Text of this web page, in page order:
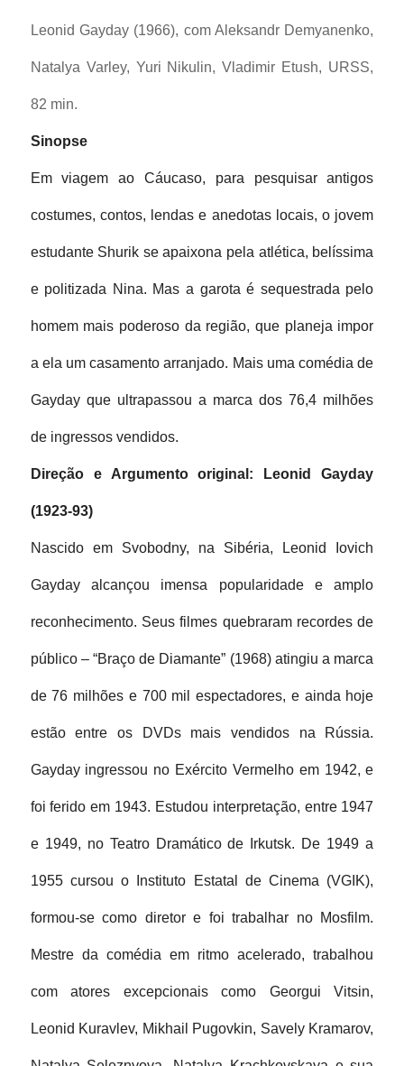
Leonid Gayday (1966), com Aleksandr Demyanenko,
Natalya Varley, Yuri Nikulin, Vladimir Etush, URSS,
82 min.
Sinopse
Em viagem ao Cáucaso, para pesquisar antigos
costumes, contos, lendas e anedotas locais, o jovem
estudante Shurik se apaixona pela atlética, belíssima
e politizada Nina. Mas a garota é sequestrada pelo
homem mais poderoso da região, que planeja impor
a ela um casamento arranjado. Mais uma comédia de
Gayday que ultrapassou a marca dos 76,4 milhões
de ingressos vendidos.
Direção e Argumento original: Leonid Gayday
(1923-93)
Nascido em Svobodny, na Sibéria, Leonid Iovich
Gayday alcançou imensa popularidade e amplo
reconhecimento. Seus filmes quebraram recordes de
público – “Braço de Diamante” (1968) atingiu a marca
de 76 milhões e 700 mil espectadores, e ainda hoje
estão entre os DVDs mais vendidos na Rússia.
Gayday ingressou no Exército Vermelho em 1942, e
foi ferido em 1943. Estudou interpretação, entre 1947
e 1949, no Teatro Dramático de Irkutsk. De 1949 a
1955 cursou o Instituto Estatal de Cinema (VGIK),
formou-se como diretor e foi trabalhar no Mosfilm.
Mestre da comédia em ritmo acelerado, trabalhou
com atores excepcionais como Georgui Vitsin,
Leonid Kuravlev, Mikhail Pugovkin, Savely Kramarov,